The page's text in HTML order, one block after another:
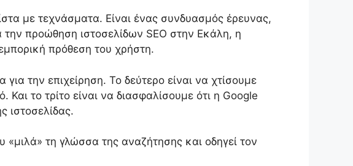
με τεχνάσματα. Είναι ένας συνδυασμός έρευνας,
την προώθηση ιστοσελίδων SEO στην Εκάλη, η
πρόθεση του χρήστη.
την επιχείρηση. Το δεύτερο είναι να χτίσουμε
το τρίτο είναι να διασφαλίσουμε ότι η Google
ιστοσελίδας.
«μιλά» τη γλώσσα της αναζήτησης και οδηγεί τον